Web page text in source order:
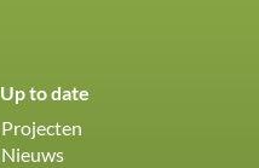
Up to date
Projecten
Nieuws